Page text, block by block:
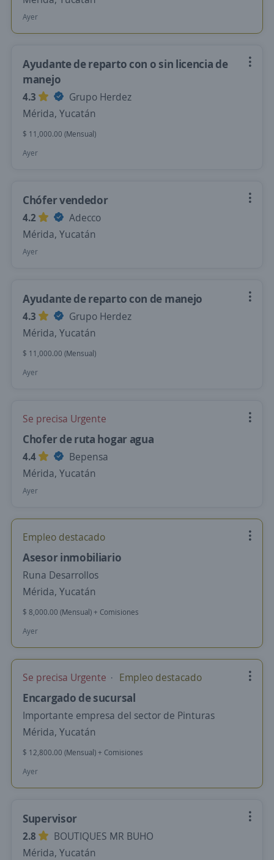
Ayer
Ayudante de reparto con o sin licencia de
manejo
4.3
Grupo Herdez
Mérida, Yucatán
$ 11,000.00 (Mensual)
Ayer
Chófer vendedor
4.2
Adecco
Mérida, Yucatán
Ayer
Ayudante de reparto con de manejo
4.3
Grupo Herdez
Mérida, Yucatán
$ 11,000.00 (Mensual)
Ayer
Se precisa Urgente
Chofer de ruta hogar agua
4.4
Bepensa
Mérida, Yucatán
Ayer
Empleo destacado
Asesor inmobiliario
Runa Desarrollos
Mérida, Yucatán
$ 8,000.00 (Mensual) + Comisiones
Ayer
Se precisa Urgente Empleo destacado
Encargado de sucursal
Importante empresa del sector de Pinturas
Mérida, Yucatán
$ 12,800.00 (Mensual) + Comisiones
Ayer
Supervisor
2.8
BOUTIQUES MR BUHO
Mérida, Yucatán